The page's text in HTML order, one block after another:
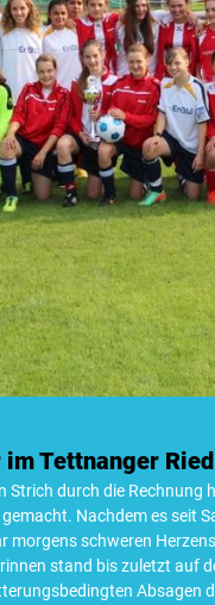
Tettnanger Ried
Strich durch die Rechnung
Nachdem es seit
morgens schweren
stand bis zuletzt auf
Absagen